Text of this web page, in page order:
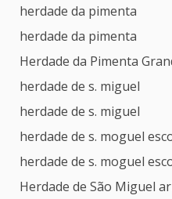
herdade da pimenta
herdade da pimenta
Herdade da Pimenta
herdade de s. miguel
herdade de s. miguel
herdade de s. moguel
herdade de s. moguel
Herdade de São Miguel